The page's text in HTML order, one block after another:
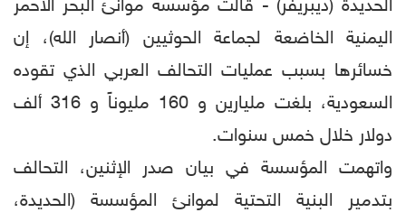
الحديدة (ديبريفر) - قالت مؤسسة موانئ البحر الأحمر
اليمنية الخاضعة لجماعة الحوثيين (أنصار الله)، إن
خسائرها بسبب عمليات التحالف العربي الذي تقوده
السعودية، بلغت مليارين و 160 مليوناً و 316 ألف
دولار خلال خمس سنوات.
واتهمت المؤسسة في بيان صدر الإثنين، التحالف
بتدمير البنية التحتية لموانئ المؤسسة (الحديدة،